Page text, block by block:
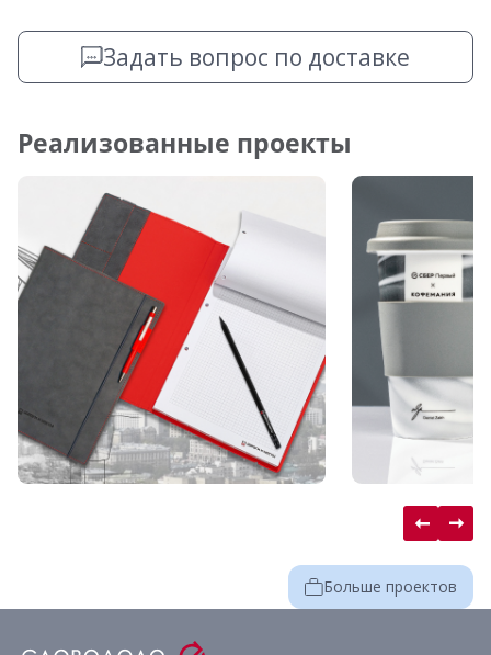
Задать вопрос по доставке
Реализованные проекты
Больше проектов